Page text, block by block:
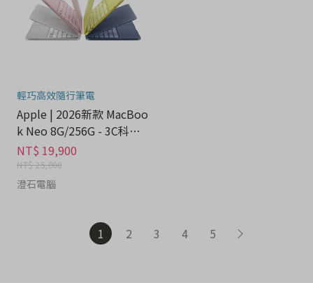
輕巧高效隨行筆電
Apple | 2026新款 MacBoo
k Neo 8G/256G - 3C科技
分期
NT$ 19,900
NT$ 25,000
澄石電腦
1 2 3 4 5